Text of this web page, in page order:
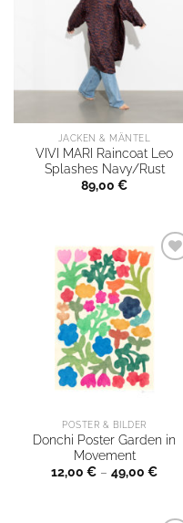
JACKEN & MÄNTEL
VIVI MARI Raincoat Leo
Splashes Navy/Rust
89,00 €
POSTER & BILDER
Donchi Poster Garden in
Movement
12,00 € – 49,00 €